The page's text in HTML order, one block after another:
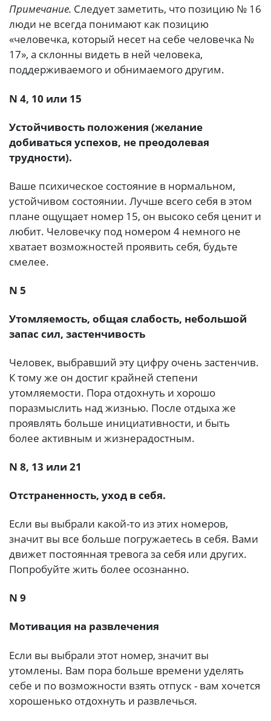
Примечание. Следует заметить, что позицию № 16
люди не всегда понимают как позицию
«человечка, который несет на себе человечка №
17», а склонны видеть в ней человека,
поддерживаемого и обнимаемого другим.
N 4, 10 или 15
Устойчивость положения (желание
добиваться успехов, не преодолевая
трудности).
Ваше психическое состояние в нормальном,
устойчивом состоянии. Лучше всего себя в этом
плане ощущает номер 15, он высоко себя ценит и
любит. Человечку под номером 4 немного не
хватает возможностей проявить себя, будьте
смелее.
N 5
Утомляемость, общая слабость, небольшой
запас сил, застенчивость
Человек, выбравший эту цифру очень застенчив.
К тому же он достиг крайней степени
утомляемости. Пора отдохнуть и хорошо
поразмыслить над жизнью. После отдыха же
проявлять больше инициативности, и быть
более активным и жизнерадостным.
N 8, 13 или 21
Отстраненность, уход в себя.
Если вы выбрали какой-то из этих номеров,
значит вы все больше погружаетесь в себя. Вами
движет постоянная тревога за себя или других.
Попробуйте жить более осознанно.
N 9
Мотивация на развлечения
Если вы выбрали этот номер, значит вы
утомлены. Вам пора больше времени уделять
себе и по возможности взять отпуск - вам хочется
хорошенько отдохнуть и развлечься.